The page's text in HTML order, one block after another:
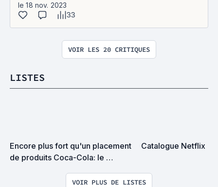
le 18 nov. 2023
33
VOIR LES 20 CRITIQUES
LISTES
Encore plus fort qu'un placement
de produits Coca-Cola: le
Catalogue Netflix
VOIR PLUS DE LISTES